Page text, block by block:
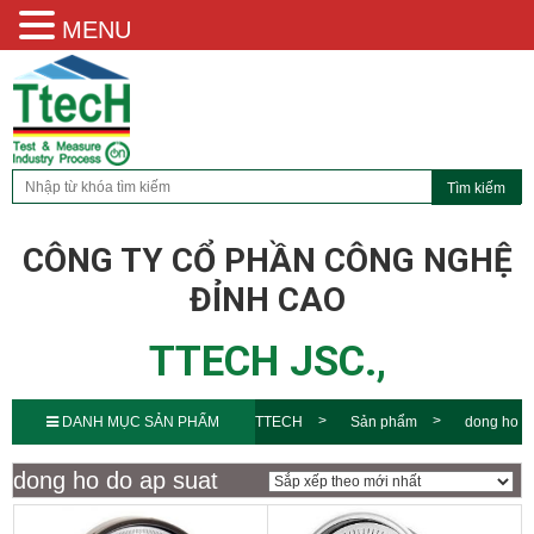
CÔNG TY CỔ PHẦN CÔNG NGHỆ
ĐỈNH CAO
TTECH JSC.,
DANH MỤC SẢN PHẨM TTECH Sản phẩm dong ho
do ap suat
dong ho do ap suat
MENU